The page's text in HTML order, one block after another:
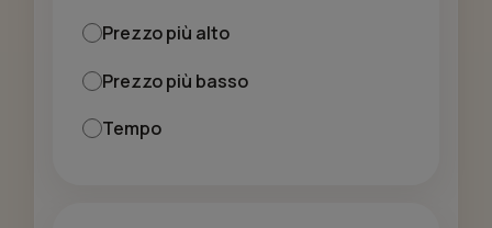
Prezzo più alto
Prezzo più basso
Tempo